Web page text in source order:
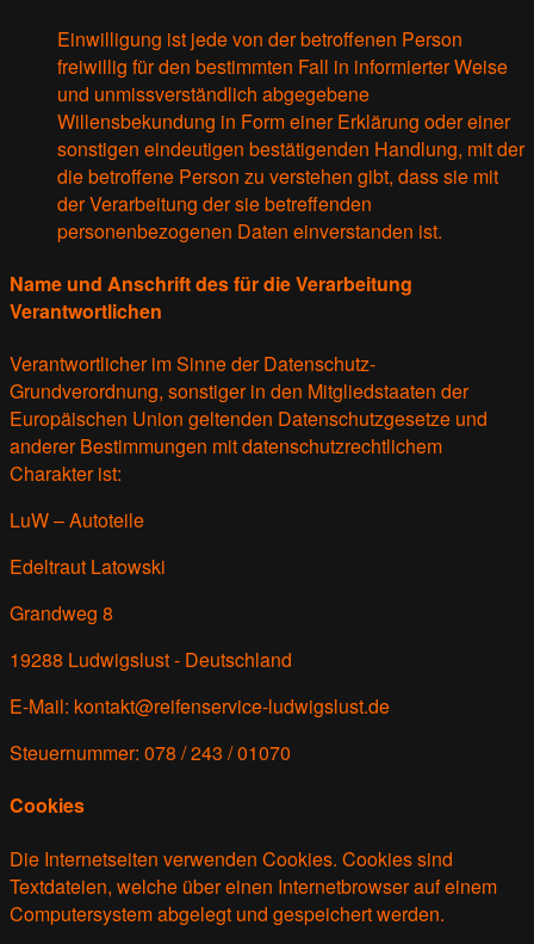
Einwilligung ist jede von der betroffenen Person
freiwillig für den bestimmten Fall in informierter Weise
und unmissverständlich abgegebene
Willensbekundung in Form einer Erklärung oder einer
sonstigen eindeutigen bestätigenden Handlung, mit der
die betroffene Person zu verstehen gibt, dass sie mit
der Verarbeitung der sie betreffenden
personenbezogenen Daten einverstanden ist.
Name und Anschrift des für die Verarbeitung
Verantwortlichen
Verantwortlicher im Sinne der Datenschutz-
Grundverordnung, sonstiger in den Mitgliedstaaten der
Europäischen Union geltenden Datenschutzgesetze und
anderer Bestimmungen mit datenschutzrechtlichem
Charakter ist:
LuW – Autoteile
Edeltraut Latowski
Grandweg 8
19288 Ludwigslust - Deutschland
E-Mail: kontakt@reifenservice-ludwigslust.de
Steuernummer: 078 / 243 / 01070
Cookies
Die Internetseiten verwenden Cookies. Cookies sind
Textdateien, welche über einen Internetbrowser auf einem
Computersystem abgelegt und gespeichert werden.